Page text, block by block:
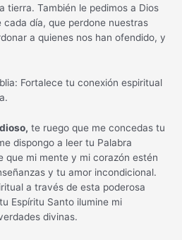
tierra. También le pedimos a Dios
día, que perdone nuestras
a quienes nos han ofendido, y
Fortalece tu conexión espiritual
te ruego que me concedas tu
dispongo a leer tu Palabra
que mi mente y mi corazón estén
y tu amor incondicional.
a través de esta poderosa
Espíritu Santo ilumine mi
divinas.